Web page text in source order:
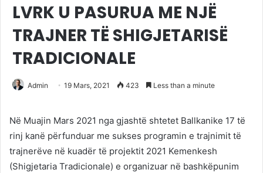
LVRK U PASURUA ME NJË
TRAJNER TË SHIGJETARISË
TRADICIONALE
Admin 19 Mars, 2021 423 Less than a minute
Në Muajin Mars 2021 nga gjashtë shtetet Ballkanike 17 të
rinj kanë përfunduar me sukses programin e trajnimit të
trajnerëve në kuadër të projektit 2021 Kemenkesh
(Shigjetaria Tradicionale) e organizuar në bashkëpunim